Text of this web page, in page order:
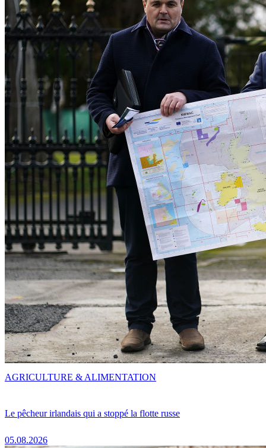
Le pêcheur irlandais qui a stoppé la flotte russe
05.08.2026
AGRICULTURE & ALIMENTATION